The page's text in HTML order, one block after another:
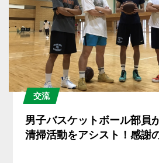
交流
男子バスケットボール部員
清掃活動をアシスト！感謝